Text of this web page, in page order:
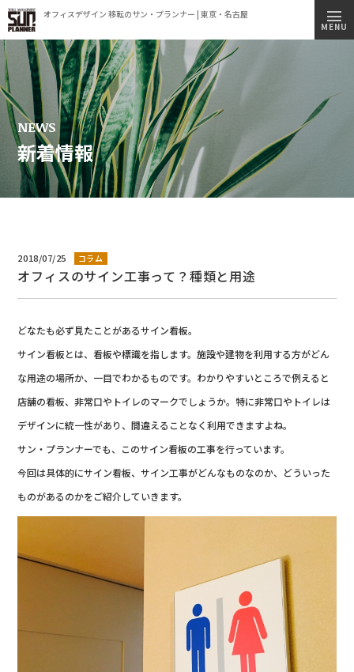
オフィスデザイン 移転のサン・プランナー | 東京・名古屋
新着情報
プライバシーポリシー
トップページ
施工実績
事業内容
コンセプト
会社情報
ビルオーナー様へ
MENU
NEWS
新着情報
2018/07/25 コラム
オフィスのサイン工事って？種類と用途
どなたも必ず見たことがあるサイン看板。
サイン看板とは、看板や標識を指します。施設や建物を利用する方がどん
な用途の場所か、一目でわかるものです。わかりやすいところで例えると
店舗の看板、非常口やトイレのマークでしょうか。特に非常口やトイレは
デザインに統一性があり、間違えることなく利用できますよね。
サン・プランナーでも、このサイン看板の工事を行っています。
今回は具体的にサイン看板、サイン工事がどんなものなのか、どういった
ものがあるのかをご紹介していきます。